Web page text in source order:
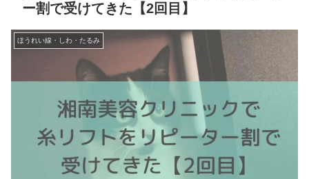
ー割で受けてきた【2回目】
ほうれい線・しわ・たるみ